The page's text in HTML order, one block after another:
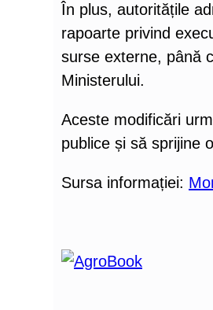
În plus, autoritățile
rapoarte privind
surse externe, până
Ministerului.
Aceste modificări
publice și să sprijine
Sursa informației: